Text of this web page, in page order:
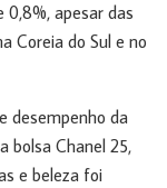
apesar das
Coreia do Sul e no
desempenho da
bolsa Chanel 25,
e beleza foi